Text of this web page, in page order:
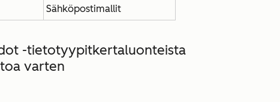
Sähköpostimallit
-tietotyypitkertaluonteista
varten